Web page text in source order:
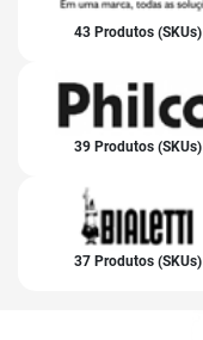
43 Produtos (SKUs)
39 Produtos (SKUs)
37 Produtos (SKUs)